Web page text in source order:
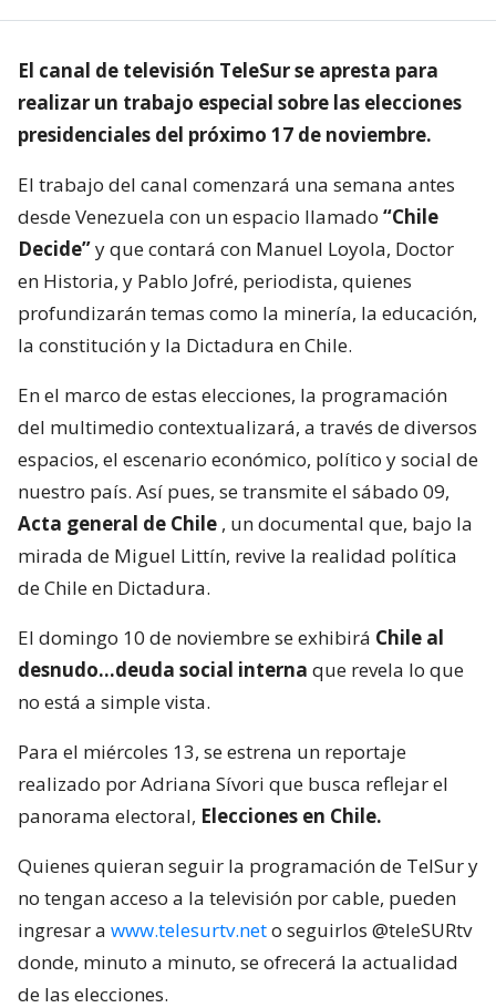
El canal de televisión TeleSur se apresta para
realizar un trabajo especial sobre las elecciones
presidenciales del próximo 17 de noviembre.
El trabajo del canal comenzará una semana antes
desde Venezuela con un espacio llamado “Chile
Decide”y que contará con Manuel Loyola, Doctor
en Historia, y Pablo Jofré, periodista, quienes
profundizarán temas como la minería, la educación,
la constitución y la Dictadura en Chile.
En el marco de estas elecciones, la programación
del multimedio contextualizará, a través de diversos
espacios, el escenario económico, político y social de
nuestro país. Así pues, se transmite el sábado 09,
Acta general de Chile , un documental que, bajo la
mirada de Miguel Littín, revive la realidad política
de Chile en Dictadura.
El domingo 10 de noviembre se exhibirá Chile al
desnudo…deuda social interna que revela lo que
no está a simple vista.
Para el miércoles 13, se estrena un reportaje
realizado por Adriana Sívori que busca reflejar el
panorama electoral, Elecciones en Chile.
Quienes quieran seguir la programación de TelSur y
no tengan acceso a la televisión por cable, pueden
ingresar a www.telesurtv.neto seguirlos @teleSURtv
donde, minuto a minuto, se ofrecerá la actualidad
de las elecciones.